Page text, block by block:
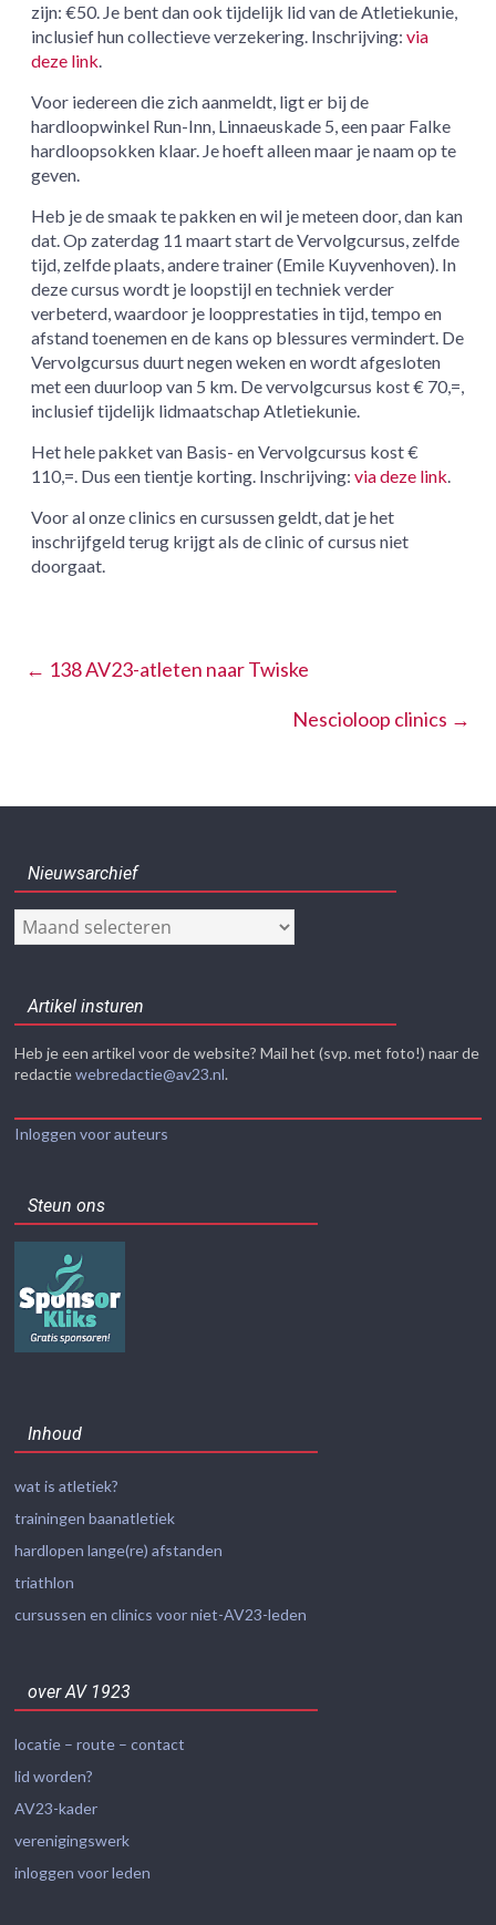
zijn: €50. Je bent dan ook tijdelijk lid van de Atletiekunie,
inclusief hun collectieve verzekering. Inschrijving:via
deze link.
Voor iedereen die zich aanmeldt, ligt er bij de
hardloopwinkel Run-Inn, Linnaeuskade 5, een paar Falke
hardloopsokken klaar. Je hoeft alleen maar je naam op te
geven.
Heb je de smaak te pakken en wil je meteen door, dan kan
dat. Op zaterdag 11 maart start de Vervolgcursus, zelfde
tijd, zelfde plaats, andere trainer (Emile Kuyvenhoven). In
deze cursus wordt je loopstijl en techniek verder
verbeterd, waardoor je loopprestaties in tijd, tempo en
afstand toenemen en de kans op blessures vermindert. De
Vervolgcursus duurt negen weken en wordt afgesloten
met een duurloop van 5 km. De vervolgcursus kost € 70,=,
inclusief tijdelijk lidmaatschap Atletiekunie.
Het hele pakket van Basis- en Vervolgcursus kost €
110,=. Dus een tientje korting. Inschrijving:via deze link.
Voor al onze clinics en cursussen geldt, dat je het
inschrijfgeld terug krijgt als de clinic of cursus niet
doorgaat.
← 138 AV23-atleten naar Twiske
Nescioloop clinics →
Nieuwsarchief
Nieuwsarchief
Artikel insturen
Heb je een artikel voor de website? Mail het (svp. met foto!) naar de
redactiewebredactie@av23.nl.
Inloggen voor auteurs
Steun ons
Inhoud
wat is atletiek?
trainingen baanatletiek
hardlopen lange(re) afstanden
triathlon
cursussen en clinics voor niet-AV23-leden
over AV 1923
locatie – route – contact
lid worden?
AV23-kader
verenigingswerk
inloggen voor leden